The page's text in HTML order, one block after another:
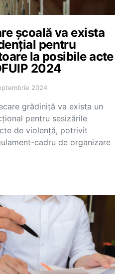
școală va exista
pentru
la posibile acte
2024
2024
grădiniță va exista un
pentru sesizările
de violență, potrivit
cadru de organizare